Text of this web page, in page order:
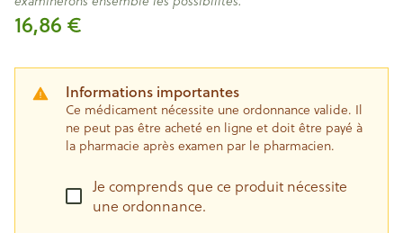
16,86 €
Informations importantes
Ce médicament nécessite une ordonnance valide. Il
ne peut pas être acheté en ligne et doit être payé à
la pharmacie après examen par le pharmacien.
Je comprends que ce produit nécessite
une ordonnance.